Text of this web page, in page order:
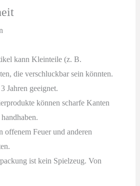
kann Kleinteile (z. B.
die verschluckbar sein könnten.
Jahren geeignet.
können scharfe Kanten
offenem Feuer und anderen
ist kein Spielzeug. Von